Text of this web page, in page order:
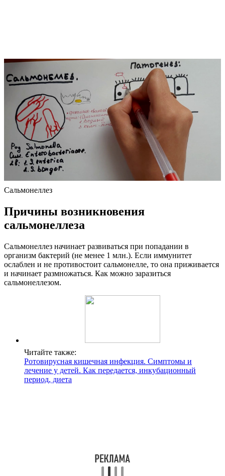
Сальмонеллез
Причины возникновения
сальмонеллеза
Сальмонеллез начинает развиваться при попадании в
организм бактерий (не менее 1 млн.). Если иммунитет
ослаблен и не противостоит сальмонелле, то она приживается
и начинает размножаться. Как можно заразиться
сальмонеллезом.
Читайте также:
Ротовирусная кишечная инфекция. Симптомы и
лечение у детей. Как передается, инкубационный
период, диета